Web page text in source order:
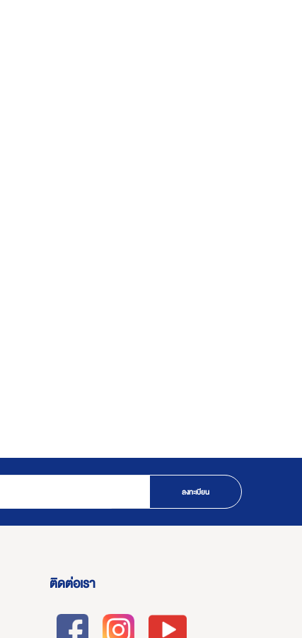
ลงทะเบียน
ติดต่อเรา